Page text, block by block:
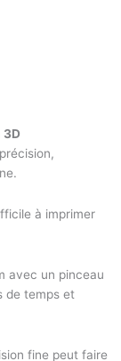
3D
à imprimer
avec un pinceau
de temps et
fine peut faire